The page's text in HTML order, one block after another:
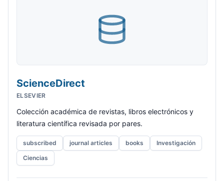
ScienceDirect
ELSEVIER
Colección académica de revistas, libros electrónicos y
literatura científica revisada por pares.
subscribed journal articles books
Investigación
Ciencias